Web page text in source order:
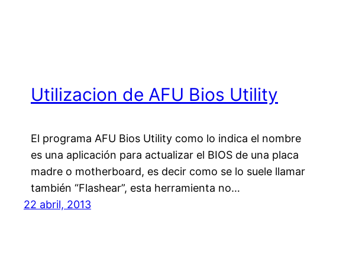
Utilizacion de AFU Bios Utility
El programa AFU Bios Utility como lo indica el nombre
es una aplicación para actualizar el BIOS de una placa
madre o motherboard, es decir como se lo suele llamar
también “Flashear”, esta herramienta no…
22 abril, 2013